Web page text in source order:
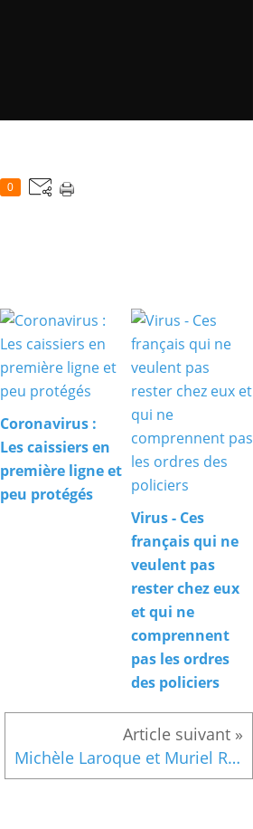
0
Coronavirus :
Les caissiers en
première ligne et
peu protégés
Virus - Ces
français qui ne
veulent pas
rester chez eux
et qui ne
comprennent
pas les ordres
des policiers
Michèle Laroque et Muriel Robin repartent en tournée avec "Elles s'aiment'' avant d'en faire un film